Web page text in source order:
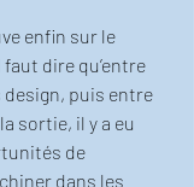
enfin sur le
dire qu’entre
design, puis entre
sortie, il y a eu
de
dans les